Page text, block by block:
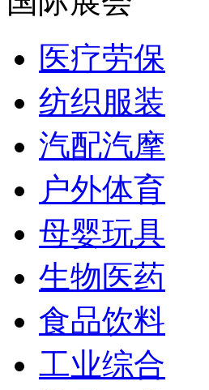
医疗劳保
纺织服装
汽配汽摩
户外体育
母婴玩具
生物医药
食品饮料
工业综合